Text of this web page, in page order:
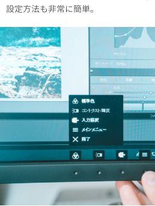
設定方法も非常に簡単。